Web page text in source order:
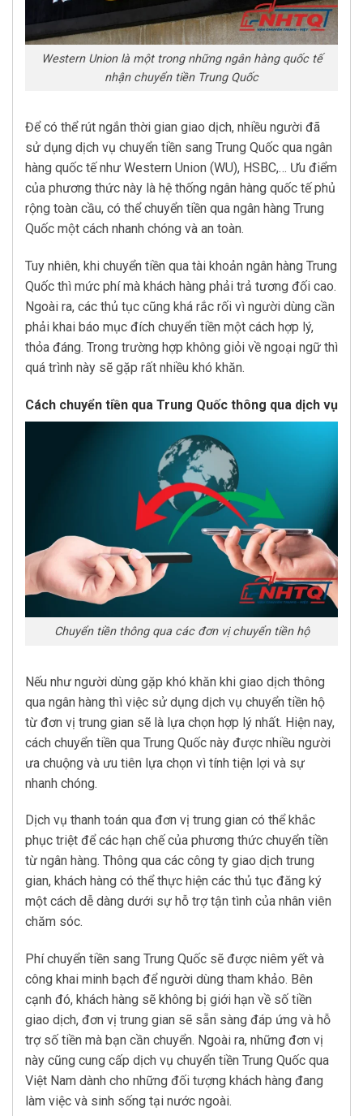
Western Union là một trong những ngân hàng quốc tế
nhận chuyển tiền Trung Quốc
Để có thể rút ngắn thời gian giao dịch, nhiều người đã
sử dụng dịch vụ chuyển tiền sang Trung Quốc qua ngân
hàng quốc tế như Western Union (WU), HSBC,… Ưu điểm
của phương thức này là hệ thống ngân hàng quốc tế phủ
rộng toàn cầu, có thể chuyển tiền qua ngân hàng Trung
Quốc một cách nhanh chóng và an toàn.
Tuy nhiên, khi chuyển tiền qua tài khoản ngân hàng Trung
Quốc thì mức phí mà khách hàng phải trả tương đối cao.
Ngoài ra, các thủ tục cũng khá rắc rối vì người dùng cần
phải khai báo mục đích chuyển tiền một cách hợp lý,
thỏa đáng. Trong trường hợp không giỏi về ngoại ngữ thì
quá trình này sẽ gặp rất nhiều khó khăn.
Cách chuyển tiền qua Trung Quốc thông qua dịch vụ
Chuyển tiền thông qua các đơn vị chuyển tiền hộ
Nếu như người dùng gặp khó khăn khi giao dịch thông
qua ngân hàng thì việc sử dụng dịch vụ chuyển tiền hộ
từ đơn vị trung gian sẽ là lựa chọn hợp lý nhất. Hiện nay,
cách chuyển tiền qua Trung Quốc này được nhiều người
ưa chuộng và ưu tiên lựa chọn vì tính tiện lợi và sự
nhanh chóng.
Dịch vụ thanh toán qua đơn vị trung gian có thể khắc
phục triệt để các hạn chế của phương thức chuyển tiền
từ ngân hàng. Thông qua các công ty giao dịch trung
gian, khách hàng có thể thực hiện các thủ tục đăng ký
một cách dễ dàng dưới sự hỗ trợ tận tình của nhân viên
chăm sóc.
Phí chuyển tiền sang Trung Quốc sẽ được niêm yết và
công khai minh bạch để người dùng tham khảo. Bên
cạnh đó, khách hàng sẽ không bị giới hạn về số tiền
giao dịch, đơn vị trung gian sẽ sẵn sàng đáp ứng và hỗ
trợ số tiền mà bạn cần chuyển. Ngoài ra, những đơn vị
này cũng cung cấp dịch vụ chuyển tiền Trung Quốc qua
Việt Nam dành cho những đối tượng khách hàng đang
làm việc và sinh sống tại nước ngoài.